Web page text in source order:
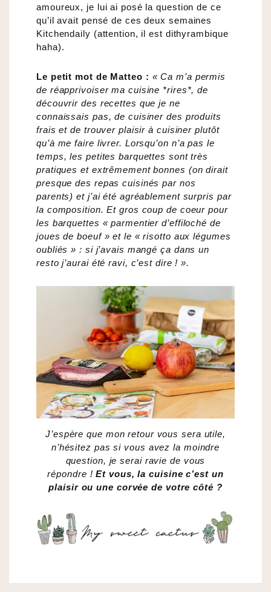
amoureux, je lui ai posé la question de ce
qu’il avait pensé de ces deux semaines
Kitchendaily (attention, il est dithyrambique
haha).
Le petit mot de Matteo : « Ca m’a permis
de réapprivoiser ma cuisine *rires*, de
découvrir des recettes que je ne
connaissais pas, de cuisiner des produits
frais et de trouver plaisir à cuisiner plutôt
qu’à me faire livrer. Lorsqu’on n’a pas le
temps, les petites barquettes sont très
pratiques et extrêmement bonnes (on dirait
presque des repas cuisinés par nos
parents) et j’ai été agréablement surpris par
la composition. Et gros coup de coeur pour
les barquettes « parmentier d’effiloché de
joues de boeuf » et le « risotto aux légumes
oubliés » : si j’avais mangé ça dans un
resto j’aurai été ravi, c’est dire ! ».
J’espère que mon retour vous sera utile,
n’hésitez pas si vous avez la moindre
question, je serai ravie de vous
répondre !Et vous, la cuisine c’est un
plaisir ou une corvée de votre côté ?